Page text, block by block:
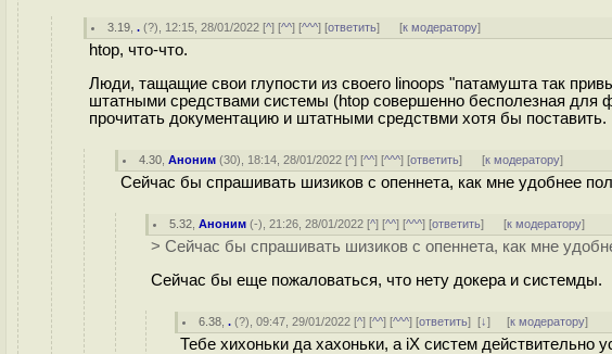
3.19 ,. (?), 12:15, 28/01/2022 [^] [^^] [^^^] [ответить] [к модератору]
htop, что-что.
Люди, тащащие свои глупости из своего linoops "патамушта так
штатными средствами системы (htop совершенно бесполезная для
прочитать документацию и штатными средствми хотя бы поставить.
4.30 ,Аноним (30), 18:14, 28/01/2022 [^] [^^] [^^^] [ответить] [к модератору]
Сейчас бы спрашивать шизиков с опеннета, как мне удобнее
5.32 ,Аноним (-), 21:26, 28/01/2022 [^] [^^] [^^^] [ответить] [к модератору]
> Сейчас бы спрашивать шизиков с опеннета, как мне
Сейчас бы еще пожаловаться, что нету докера и системды.
6.38 ,. (?), 09:47, 29/01/2022 [^] [^^] [^^^] [ответить][↓] [к модератору]
Тебе хихоньки да хахоньки, а iX систем действительно